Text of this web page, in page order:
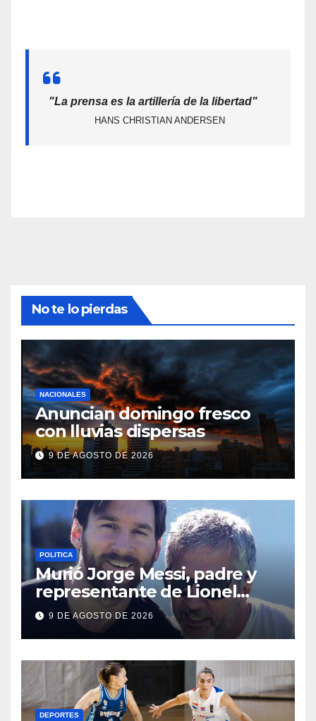
"La prensa es la artillería de la libertad"
HANS CHRISTIAN ANDERSEN
No te lo pierdas
NACIONALES
Anuncian domingo fresco
con lluvias dispersas
9 DE AGOSTO DE 2026
POLITICA
Murió Jorge Messi, padre y
representante de Lionel
Messi
9 DE AGOSTO DE 2026
DEPORTES